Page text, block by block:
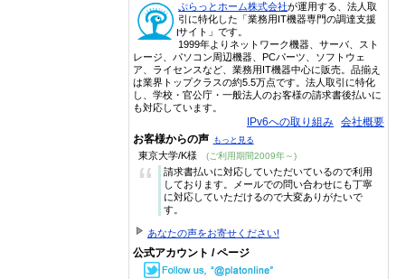
ぷらっとホーム株式会社が運用する、法人取
引に特化した「業務用IT機器専門の調達支援
サイト」です。
1999年よりネットワーク機器、サーバ、スト
レージ、パソコン周辺機器、PCパーツ、ソフトウェ
ア、ライセンスなど、業務用IT機器中心に販売。品揃え
は業界トップクラスの約5.5万点です。法人取引に特化
し、学校・官公庁・一般法人のお客様の請求書後払いに
も対応しています。
IPv6への取り組み 会社概要
お客様からの声 もっと見る
東京大学/K様 (ご利用期間2009年～)
“
請求書払いに対応していただいているので利用
しております。メールでの問い合わせにも丁寧
に対応していただけるので大変ありがたいで
す。
あなたの声をお寄せください!
公式アカウント / ページ